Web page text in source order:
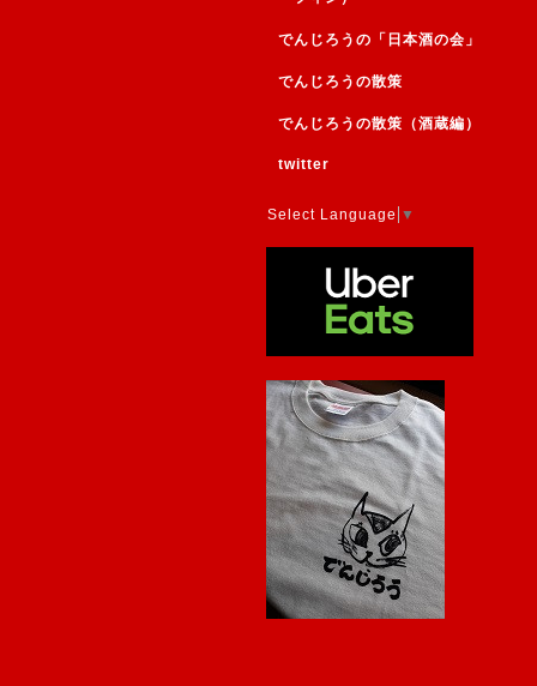
でんじろうの「日本酒の会」
でんじろうの散策
でんじろうの散策（酒蔵編）
twitter
Select Language ▼